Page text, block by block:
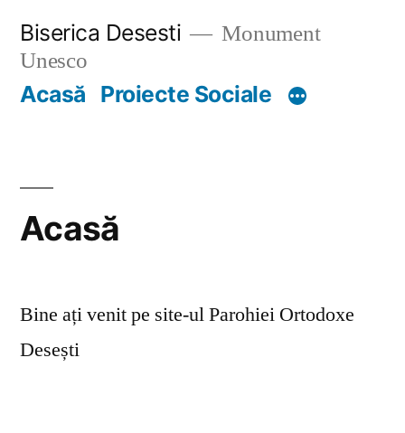
content
Biserica Desesti
Monument
Unesco
Acasă Proiecte Sociale
Acasă
Bine ați venit pe site-ul Parohiei Ortodoxe
Desești